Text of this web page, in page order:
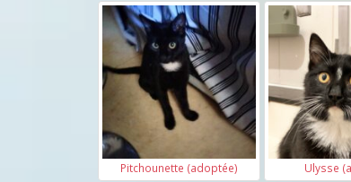
Pitchounette (adoptée) Ulysse